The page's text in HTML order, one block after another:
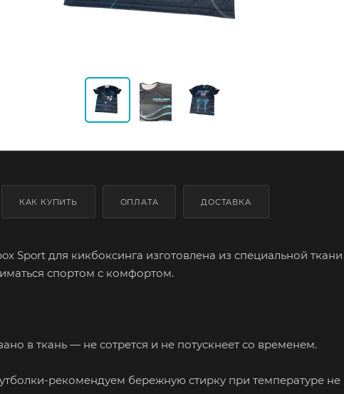
КАК КУПИТЬ ОПЛАТА ДОСТАВКА
Sport для кикбоксинга изготовлена из специальной
спортом с комфортом.
в ткань — не сотрется и не потускнеет со временем.
рекомендуем бережную стирку при температуре не